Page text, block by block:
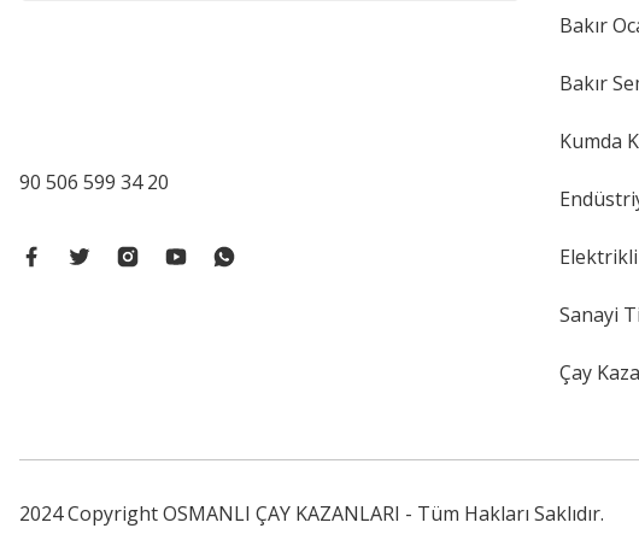
90 506 599 34 20
Bakır
Bakır
Kumda
Elektrikli
Sanayi
Çay
2024 Copyright OSMANLI ÇAY KAZANLARI - Tüm Hakları Saklıdır.